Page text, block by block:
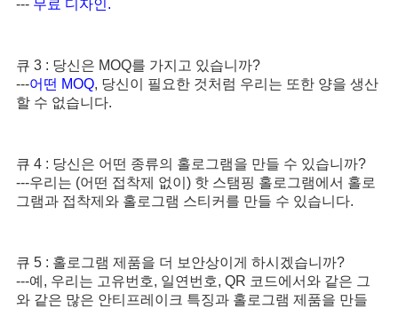
--- 무료 디자인.
큐 3 : 당신은 MOQ를 가지고 있습니까?
---어떤 MOQ, 당신이 필요한 것처럼 우리는 또한 양을 생산
할 수 없습니다.
큐 4 : 당신은 어떤 종류의 홀로그램을 만들 수 있습니까?
---우리는 (어떤 접착제 없이) 핫 스탬핑 홀로그램에서 홀로
그램과 접착제와 홀로그램 스티커를 만들 수 있습니다.
큐 5 : 홀로그램 제품을 더 보안상이게 하시겠습니까?
---예, 우리는 고유번호, 일연번호, QR 코드에서와 같은 그
와 같은 많은 안티프레이크 특징과 홀로그램 제품을 만들